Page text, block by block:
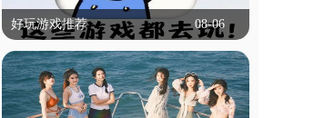
好玩游戏推荐 08-06
好玩游戏推荐
什么游戏比较好玩,可以推荐吗？本专题
就帮大家解决这个困扰，专题里的游戏有